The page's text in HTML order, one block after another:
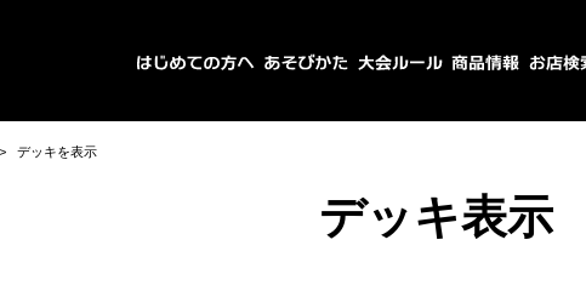
デッキを表示
デッキ表示